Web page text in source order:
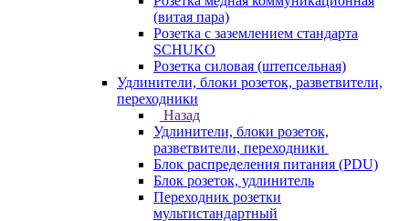
(витая пара)
Розетка с заземлением стандарта
SCHUKO
Розетка силовая (штепсельная)
Удлинители, блоки розеток, разветвители,
переходники
Назад
Удлинители, блоки розеток,
разветвители, переходники
Блок распределения питания (PDU)
Блок розеток, удлинитель
Переходник розетки
мультистандартный